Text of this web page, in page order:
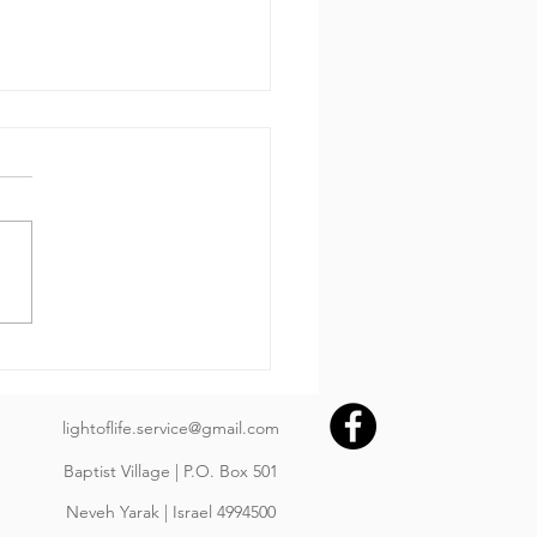
Пр.24:3-4: «Мудростью
имуществом»
lightoflife.service@gmail.com
Baptist Village | P.O. Box 501
Neveh Yarak | Israel 4994500